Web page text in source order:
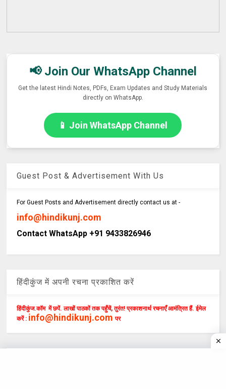
📢 Join Our WhatsApp Channel
Get the latest Hindi Notes, PDFs, Exam Updates and Study Materials
directly on WhatsApp.
📱 Join WhatsApp Channel
Guest Post & Advertisement With Us
For Guest Posts and Advertisement directly contact us at -
info@hindikunj.com
Contact WhatsApp +91 9433826946
हिंदीकुंज में अपनी रचना प्रकाशित करें
हिंदीकुंज.कॉम में छपें. लाखों पाठकों तक पहुँचें, तुरंत! प्रकाशनार्थ रचनाएँ आमंत्रित हैं. ईमेल
करें : info@hindikunj.com पर